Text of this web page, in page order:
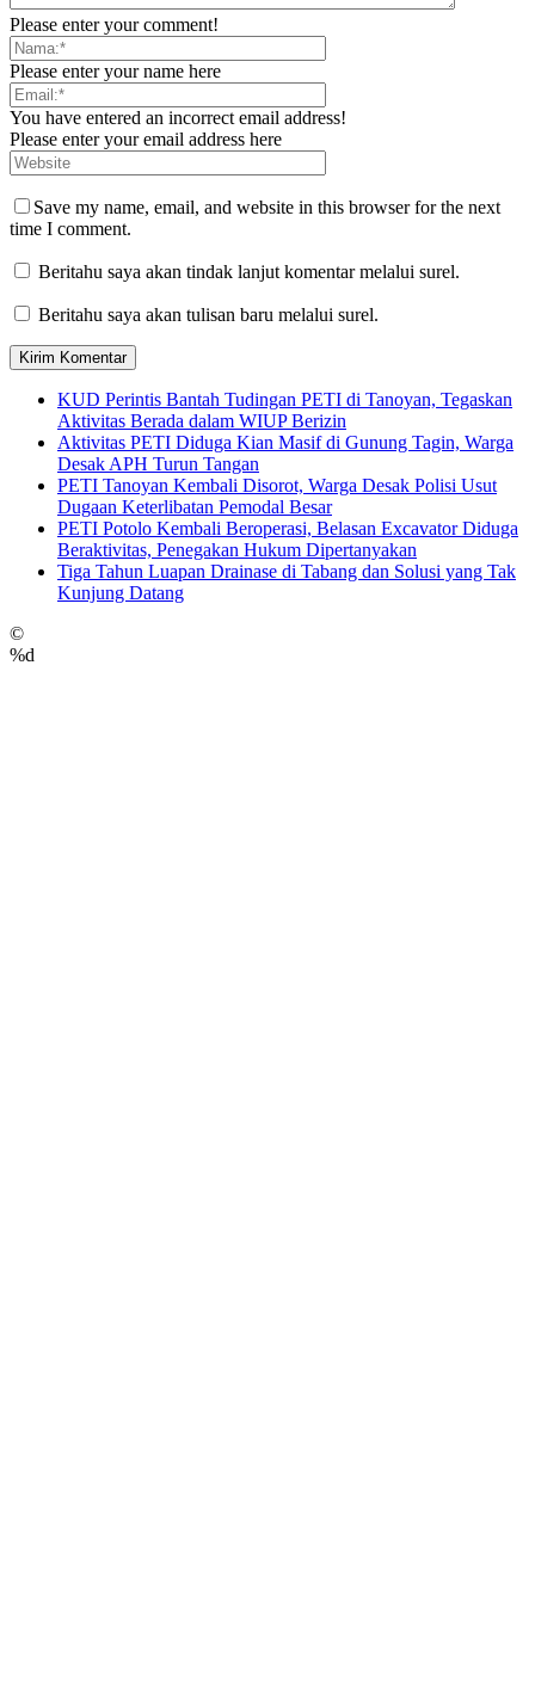
Please enter your comment!
Please enter your name here
You have entered an incorrect email address!
Please enter your email address here
Save my name, email, and website in this browser for the next
time I comment.
Beritahu saya akan tindak lanjut komentar melalui surel.
Beritahu saya akan tulisan baru melalui surel.
KUD Perintis Bantah Tudingan PETI di Tanoyan, Tegaskan
Aktivitas Berada dalam WIUP Berizin
Aktivitas PETI Diduga Kian Masif di Gunung Tagin, Warga
Desak APH Turun Tangan
PETI Tanoyan Kembali Disorot, Warga Desak Polisi Usut
Dugaan Keterlibatan Pemodal Besar
PETI Potolo Kembali Beroperasi, Belasan Excavator Diduga
Beraktivitas, Penegakan Hukum Dipertanyakan
Tiga Tahun Luapan Drainase di Tabang dan Solusi yang Tak
Kunjung Datang
©
%d